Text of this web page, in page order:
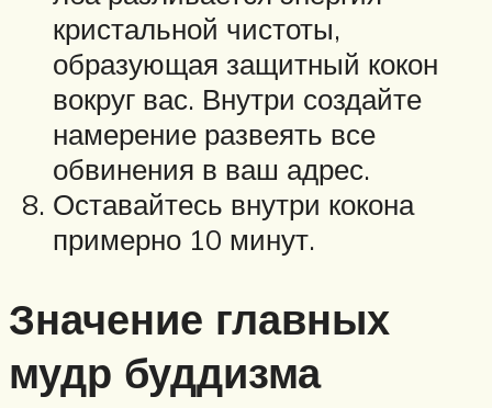
кристальной чистоты,
образующая защитный кокон
вокруг вас. Внутри создайте
намерение развеять все
обвинения в ваш адрес.
Оставайтесь внутри кокона
примерно 10 минут.
Значение главных
мудр буддизма